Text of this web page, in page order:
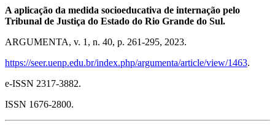
A aplicação da medida socioeducativa de internação pelo
Tribunal de Justiça do Estado do Rio Grande do Sul.
ARGUMENTA, v. 1, n. 40, p. 261-295, 2023.
https://seer.uenp.edu.br/index.php/argumenta/article/view/1463.
e-ISSN 2317-3882.
ISSN 1676-2800.